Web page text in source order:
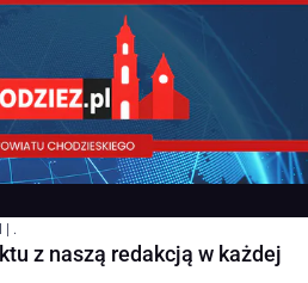
| .
z naszą redakcją w każdej